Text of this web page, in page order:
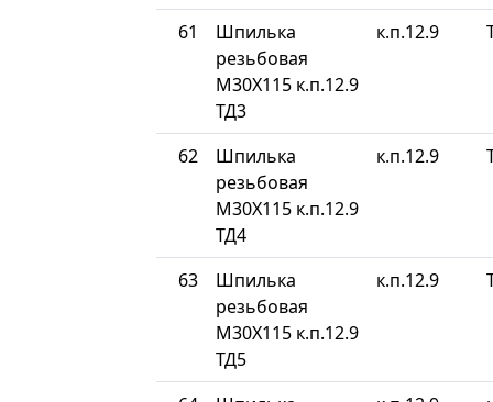
61
Шпилька
резьбовая
М30Х115 к.п.12.9
ТД3
к.п.12.9
62
Шпилька
резьбовая
М30Х115 к.п.12.9
ТД4
к.п.12.9
63
Шпилька
резьбовая
М30Х115 к.п.12.9
ТД5
к.п.12.9